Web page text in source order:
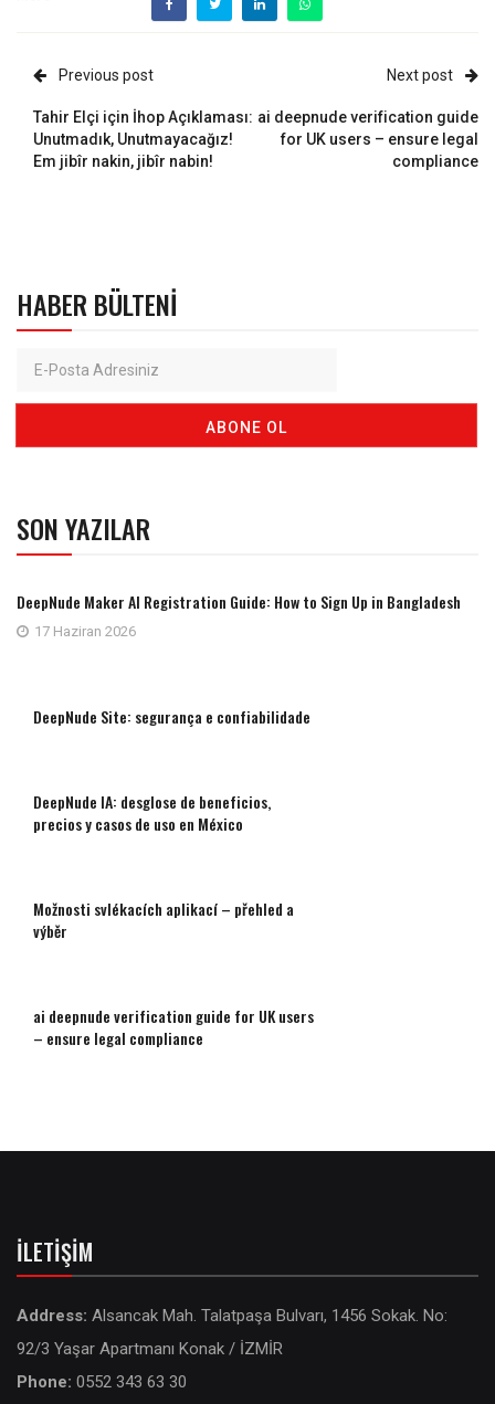
Previous post
Tahir Elçi için İhop Açıklaması:
Unutmadık, Unutmayacağız!
Em jibîr nakin, jibîr nabin!
Next post
ai deepnude verification guide
for UK users – ensure legal
compliance
HABER BÜLTENI
SON YAZILAR
DeepNude Maker AI Registration Guide: How to Sign Up in Bangladesh
17 Haziran 2026
DeepNude Site: segurança e confiabilidade
DeepNude IA: desglose de beneficios,
precios y casos de uso en México
Možnosti svlékacích aplikací – přehled a
výběr
ai deepnude verification guide for UK users
– ensure legal compliance
İLETIŞIM
Address: Alsancak Mah. Talatpaşa Bulvarı, 1456 Sokak. No:
92/3 Yaşar Apartmanı Konak / İZMİR
Phone: 0552 343 63 30